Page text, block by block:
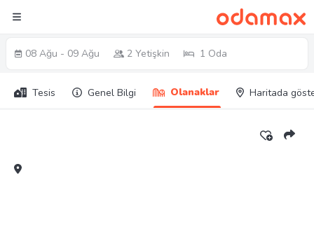
08 Ağu - 09 Ağu 2 Yetişkin 1 Oda
Tesis Genel Bilgi Olanaklar Haritada